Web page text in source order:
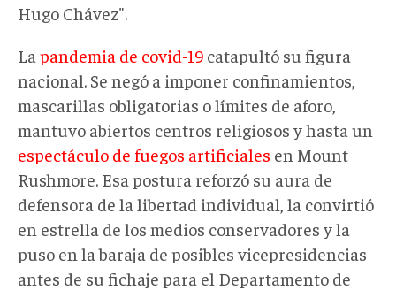
Hugo Chávez".
La pandemia de covid-19 catapultó su figura
nacional. Se negó a imponer confinamientos,
mascarillas obligatorias o límites de aforo,
mantuvo abiertos centros religiosos y hasta un
espectáculo de fuegos artificiales en Mount
Rushmore. Esa postura reforzó su aura de
defensora de la libertad individual, la convirtió
en estrella de los medios conservadores y la
puso en la baraja de posibles vicepresidencias
antes de su fichaje para el Departamento de